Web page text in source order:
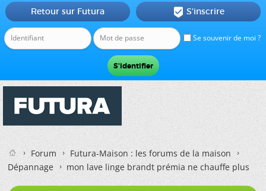
Se souvenir de moi ?
Retour sur Futura  S'inscrire
Forum
Futura-Maison : les forums de la maison
Dépannage
mon lave linge brandt prémia ne chauffe plus